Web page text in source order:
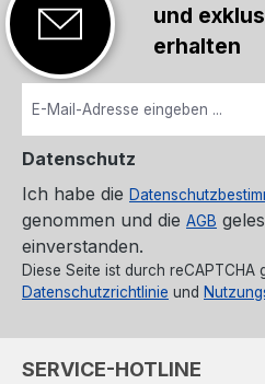
und
erhalten
Datenschutz
Ich habe die
genommen und die AGB
einverstanden.
Diese Seite ist durch
Datenschutzrichtlinie und
SERVICE-HOTLINE